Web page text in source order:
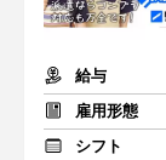
給与
雇用形態
シフト